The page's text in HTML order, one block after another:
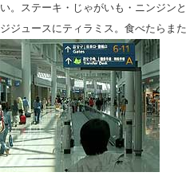
い。ステーキ・じゃがいも・ニンジン
ジジュースにティラミス。食べたらま